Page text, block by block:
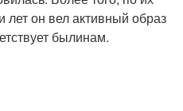
лет он вел активный образ
былинам.